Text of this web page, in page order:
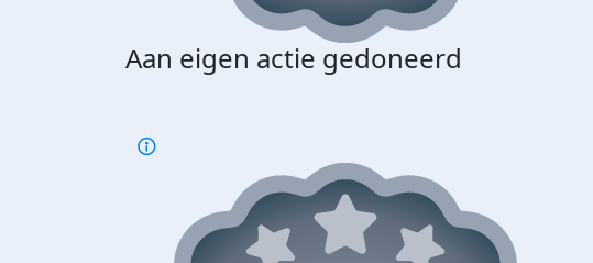
Aan eigen actie gedoneerd